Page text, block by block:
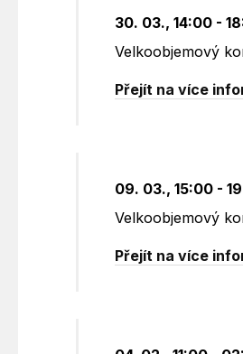
30. 03., 14:00 -
Velkoobjemový
Přejít na více
09. 03., 15:00 -
Velkoobjemový
Přejít na více